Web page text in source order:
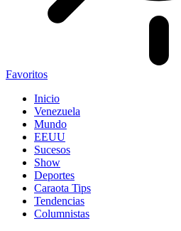
Favoritos
Inicio
Venezuela
Mundo
EEUU
Sucesos
Show
Deportes
Caraota Tips
Tendencias
Columnistas